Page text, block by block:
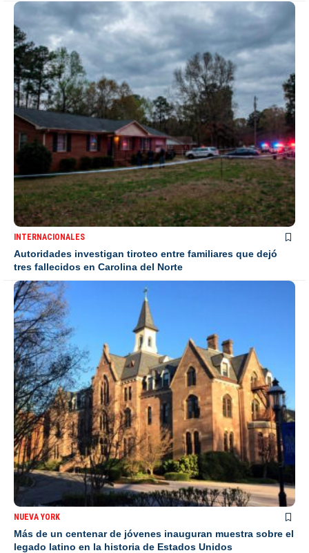
INTERNACIONALES
Autoridades investigan tiroteo entre familiares que dejó
tres fallecidos en Carolina del Norte
NUEVA YORK
Más de un centenar de jóvenes inauguran muestra sobre el
legado latino en la historia de Estados Unidos